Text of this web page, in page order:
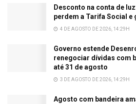
Desconto na conta de
perdem a Tarifa Social e
4 DE AGOSTO DE 2026, 14:29H
Governo estende
renegociar dívidas com
até 31 de agosto
3 DE AGOSTO DE 2026, 14:29H
Agosto com bandeira